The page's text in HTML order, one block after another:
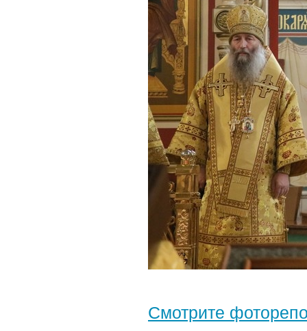
Смотрите